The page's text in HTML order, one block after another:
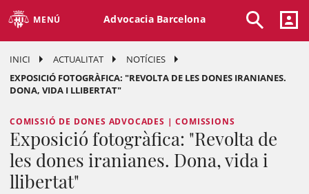
MENÚ Advocacia Barcelona
INICI ACTUALITAT
NOTÍCIES
EXPOSICIÓ FOTOGRÀFICA: "REVOLTA DE LES DONES IRANIANES.
DONA, VIDA I LLIBERTAT"
COMISSIÓ DE DONES ADVOCADES | COMISSIONS
Exposició fotogràfica: "Revolta de
les dones iranianes. Dona, vida i
llibertat"